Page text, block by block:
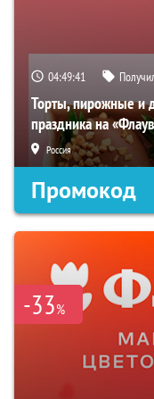
04:49:40
Торты, пирожные и
праздника на
Россия
Промокод
-33%